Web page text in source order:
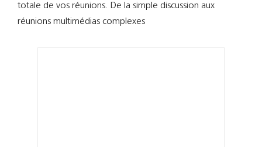
totale de vos réunions. De la simple discussion aux
réunions multimédias complexes